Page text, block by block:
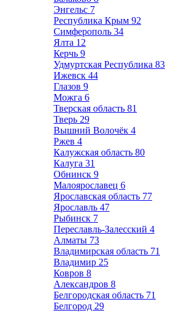
Энгельс 7
Республика Крым 92
Симферополь 34
Ялта 12
Керчь 9
Удмуртская Республика 83
Ижевск 44
Глазов 9
Можга 6
Тверская область 81
Тверь 29
Вышний Волочёк 4
Ржев 4
Калужская область 80
Калуга 31
Обнинск 9
Малоярославец 6
Ярославская область 77
Ярославль 47
Рыбинск 7
Переславль-Залесский 4
Алматы 73
Владимирская область 71
Владимир 25
Ковров 8
Александров 8
Белгородская область 71
Белгород 29